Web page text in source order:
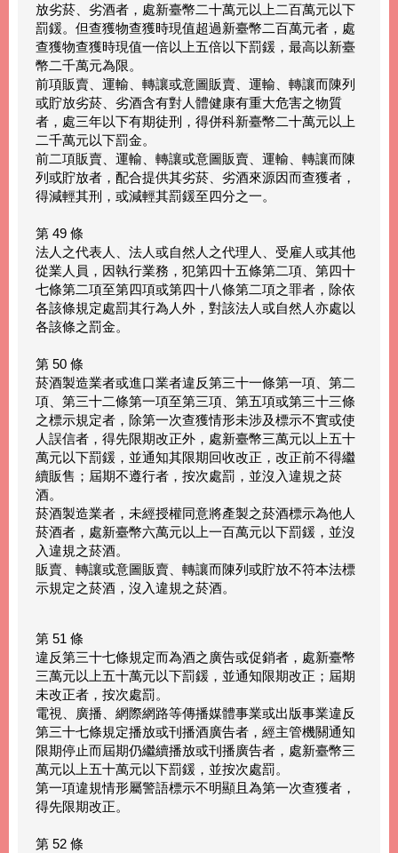
放劣菸、劣酒者，處新臺幣二十萬元以上二百萬元以下
罰鍰。但查獲物查獲時現值超過新臺幣二百萬元者，處
查獲物查獲時現值一倍以上五倍以下罰鍰，最高以新臺
幣二千萬元為限。
前項販賣、運輸、轉讓或意圖販賣、運輸、轉讓而陳列
或貯放劣菸、劣酒含有對人體健康有重大危害之物質
者，處三年以下有期徒刑，得併科新臺幣二十萬元以上
二千萬元以下罰金。
前二項販賣、運輸、轉讓或意圖販賣、運輸、轉讓而陳
列或貯放者，配合提供其劣菸、劣酒來源因而查獲者，
得減輕其刑，或減輕其罰鍰至四分之一。
第 49 條
法人之代表人、法人或自然人之代理人、受雇人或其他
從業人員，因執行業務，犯第四十五條第二項、第四十
七條第二項至第四項或第四十八條第二項之罪者，除依
各該條規定處罰其行為人外，對該法人或自然人亦處以
各該條之罰金。
第 50 條
菸酒製造業者或進口業者違反第三十一條第一項、第二
項、第三十二條第一項至第三項、第五項或第三十三條
之標示規定者，除第一次查獲情形未涉及標示不實或使
人誤信者，得先限期改正外，處新臺幣三萬元以上五十
萬元以下罰鍰，並通知其限期回收改正，改正前不得繼
續販售；屆期不遵行者，按次處罰，並沒入違規之菸
酒。
菸酒製造業者，未經授權同意將產製之菸酒標示為他人
菸酒者，處新臺幣六萬元以上一百萬元以下罰鍰，並沒
入違規之菸酒。
販賣、轉讓或意圖販賣、轉讓而陳列或貯放不符本法標
示規定之菸酒，沒入違規之菸酒。
第 51 條
違反第三十七條規定而為酒之廣告或促銷者，處新臺幣
三萬元以上五十萬元以下罰鍰，並通知限期改正；屆期
未改正者，按次處罰。
電視、廣播、網際網路等傳播媒體事業或出版事業違反
第三十七條規定播放或刊播酒廣告者，經主管機關通知
限期停止而屆期仍繼續播放或刊播廣告者，處新臺幣三
萬元以上五十萬元以下罰鍰，並按次處罰。
第一項違規情形屬警語標示不明顯且為第一次查獲者，
得先限期改正。
第 52 條